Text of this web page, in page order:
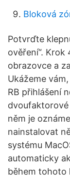
Bloková
Potvrďte
ověření“. Krok
obrazovce a
Ukážeme
RB přihlášení
dvoufaktorové
něm je
nainstalovat
systému
automaticky
během tohoto